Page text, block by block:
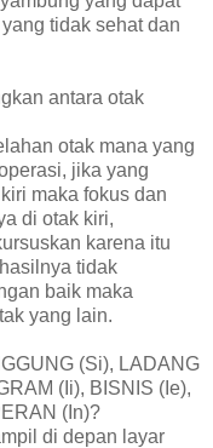
tidak sehat dan
antara otak
otak mana yang
jika yang
maka fokus dan
di otak kiri,
karena itu
tidak
baik maka
yang lain.
(Si), LADANG
(Ii), BISNIS (Ie),
(In)?
di depan layar